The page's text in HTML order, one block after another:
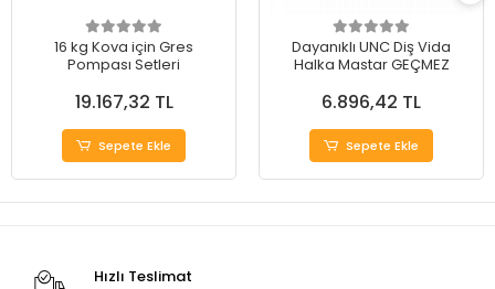
16 kg Kova için Gres
Pompası Setleri
19.167,32 TL
Sepete Ekle
Dayanıklı UNC Diş Vida
Halka Mastar GEÇMEZ
6.896,42 TL
Sepete Ekle
Hızlı Teslimat